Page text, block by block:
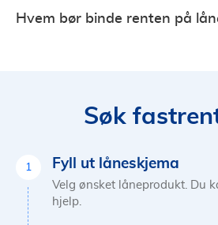
banken for tapet.
Hvem bør binde renten på
Søk
1 Fyll ut låneskjema
Velg ønsket låneprodukt. Du
hjelp.